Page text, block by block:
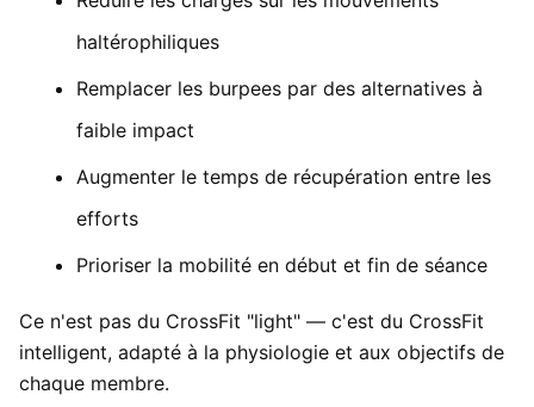
haltérophiliques
Remplacer les burpees par des alternatives à
faible impact
Augmenter le temps de récupération entre les
efforts
Prioriser la mobilité en début et fin de séance
Ce n'est pas du CrossFit "light" — c'est du CrossFit
intelligent, adapté à la physiologie et aux objectifs de
chaque membre.